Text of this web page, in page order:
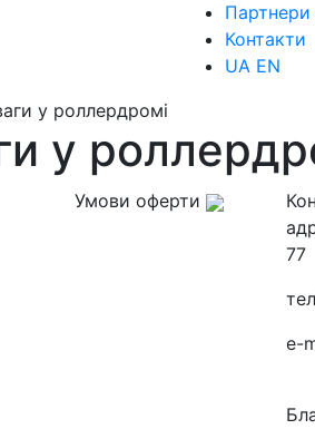
Контакти
UA EN
у роллердромі
у
Умови оферти
77
e-